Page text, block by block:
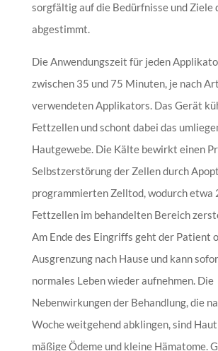
sorgfältig auf die Bedürfnisse und Ziele
abgestimmt.
Die Anwendungszeit für jeden
zwischen 35 und 75 Minuten, je nach
verwendeten Applikators. Das Gerät
Fettzellen und schont dabei das
Hautgewebe. Die Kälte bewirkt einen
Selbstzerstörung der Zellen durch
programmierten Zelltod, wodurch etwa
Fettzellen im behandelten Bereich
Am Ende des Eingriffs geht der Patient
Ausgrenzung nach Hause und kann
normales Leben wieder aufnehmen. Die
Nebenwirkungen der Behandlung, die
Woche weitgehend abklingen, sind
mäßige Ödeme und kleine Hämatome.